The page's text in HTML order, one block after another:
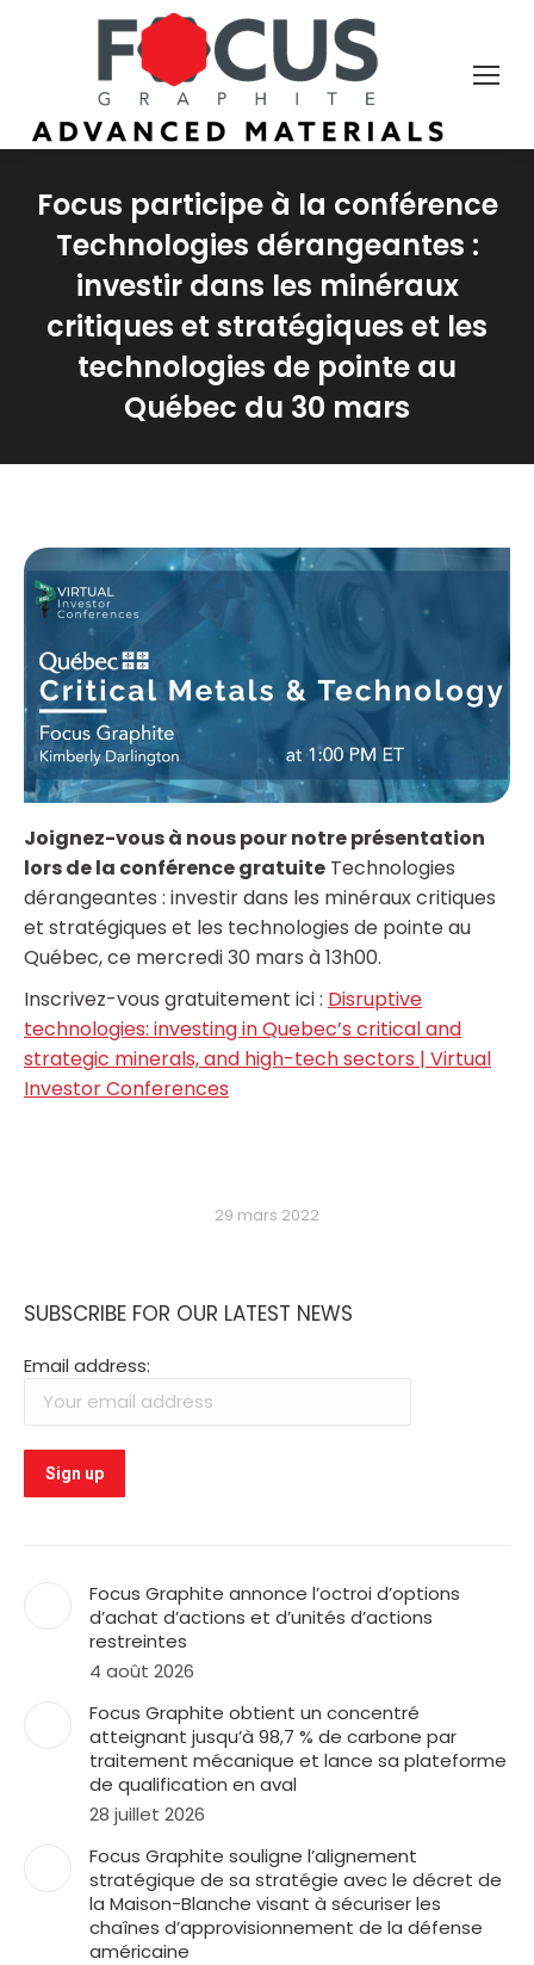
Focus participe à la conférence
Technologies dérangeantes :
investir dans les minéraux
critiques et stratégiques et les
technologies de pointe au
Québec du 30 mars
Joignez-vous à nous pour notre présentation
lors de la conférence gratuite Technologies
dérangeantes : investir dans les minéraux critiques
et stratégiques et les technologies de pointe au
Québec, ce mercredi 30 mars à 13h00.
Inscrivez-vous gratuitement ici : Disruptive
technologies: investing in Quebec’s critical and
strategic minerals, and high-tech sectors | Virtual
Investor Conferences
29 mars 2022
SUBSCRIBE FOR OUR LATEST NEWS
Email address:
Focus Graphite annonce l’octroi d’options
d’achat d’actions et d’unités d’actions
restreintes
4 août 2026
Focus Graphite obtient un concentré
atteignant jusqu’à 98,7 % de carbone par
traitement mécanique et lance sa plateforme
de qualification en aval
28 juillet 2026
Focus Graphite souligne l’alignement
stratégique de sa stratégie avec le décret de
la Maison-Blanche visant à sécuriser les
chaînes d’approvisionnement de la défense
américaine